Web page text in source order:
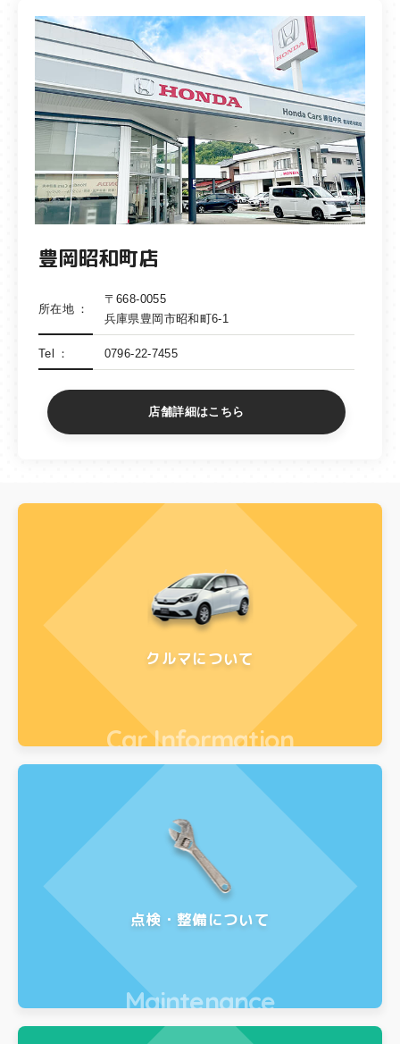
豊岡昭和町店
所在地
〒668-0055
兵庫県豊岡市昭和町6-1
Tel 0796-22-7455
店舗詳細はこちら
クルマについて
Car Information
点検・整備について
Maintenance